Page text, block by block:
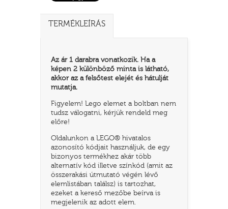
TERMÉKLEÍRÁS
Az ár 1 darabra vonatkozik. Ha a
képen 2 különböző minta is látható,
akkor az a felsőtest elejét és hátulját
mutatja.
Figyelem! Lego elemet a boltban nem
tudsz válogatni, kérjük rendeld meg
előre!
Oldalunkon a LEGO® hivatalos
azonosító kódjait használjuk, de egy
bizonyos termékhez akár több
alternatív kód illetve színkód (amit az
összerakási útmutató végén lévő
elemlistában találsz) is tartozhat,
ezeket a kereső mezőbe beírva is
megjelenik az adott elem.